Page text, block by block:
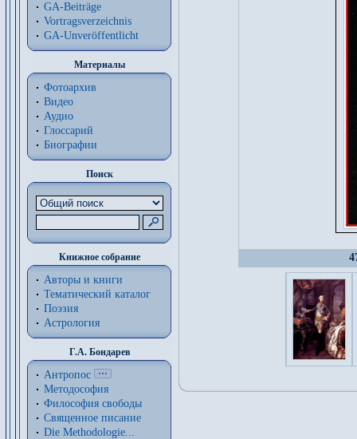
GA-Beiträge
Vortragsverzeichnis
GA-Unveröffentlicht
Материалы
Фотоархив
Видео
Аудио
Глоссарий
Биографии
Поиск
Книжное собрание
Авторы и книги
Тематический каталог
Поэзия
Астрология
Г.А. Бондарев
Антропос
Методософия
Философия cвободы
Священное писание
Die Methodologie...